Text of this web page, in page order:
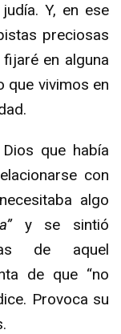
Y, en ese
preciosas
en alguna
que vivimos en
que había
con
algo
y se sintió
de aquel
de que “no
Provoca su